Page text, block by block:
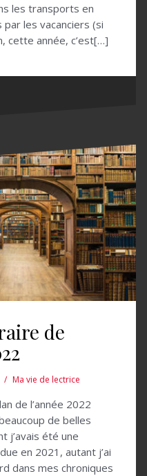
les transports en
les vacanciers (si
cette année, c’est[…]
de
Ma vie de lectrice
de l’année 2022
de belles
j’avais été une
en 2021, autant j’ai
dans mes chroniques